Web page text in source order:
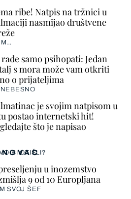
ribe! Natpis na tržnici u
nasmijao društvene
samo psihopati: Jedan
s mora može vam otkriti
o prijateljima
je svojim natpisom u
postao internetski hit!
što je napisao
NOVAC
BI OTIŠLI?
u inozemstvo
9 od 10 Europljana
SVOJ ŠEF